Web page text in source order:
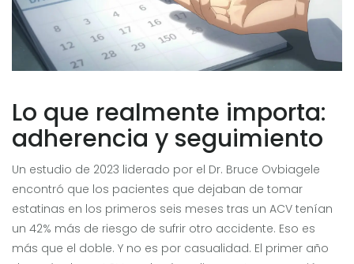
Lo que realmente importa:
adherencia y seguimiento
Un estudio de 2023 liderado por el Dr. Bruce Ovbiagele
encontró que los pacientes que dejaban de tomar
estatinas en los primeros seis meses tras un ACV tenían
un 42% más de riesgo de sufrir otro accidente. Eso es
más que el doble. Y no es por casualidad. El primer año